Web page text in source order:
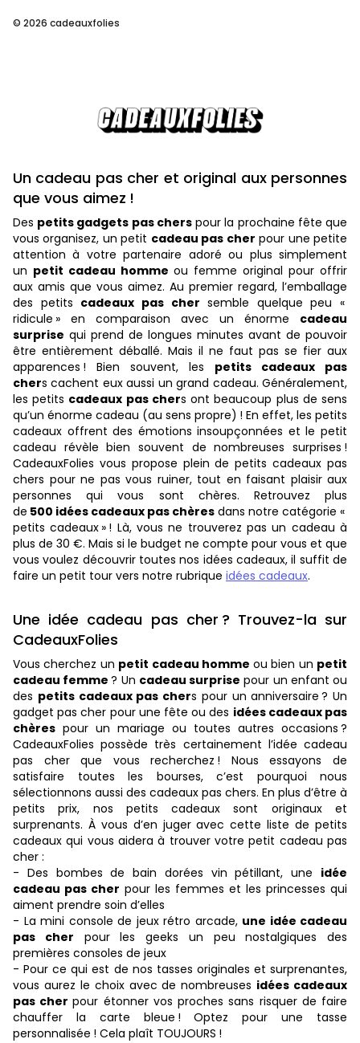
© 2026 cadeauxfolies
Un cadeau pas cher et original aux personnes
que vous aimez !
Des petits gadgets pas cherspour la prochaine fête que
vous organisez, un petit cadeau pas cher pour une petite
attention à votre partenaire adoré ou plus simplement
un petit cadeau homme ou femme original pour offrir
aux amis que vous aimez. Au premier regard, l’emballage
des petits cadeaux pas cher semble quelque peu «
ridicule » en comparaison avec un énorme cadeau
surprise qui prend de longues minutes avant de pouvoir
être entièrement déballé. Mais il ne faut pas se fier aux
apparences ! Bien souvent, les petits cadeaux pas
chers cachent eux aussi un grand cadeau. Généralement,
les petits cadeaux pas chers ont beaucoup plus de sens
qu’un énorme cadeau (au sens propre) ! En effet, les petits
cadeaux offrent des émotions insoupçonnées et le petit
cadeau révèle bien souvent de nombreuses surprises !
CadeauxFolies vous propose plein de petits cadeaux pas
chers pour ne pas vous ruiner, tout en faisant plaisir aux
personnes qui vous sont chères. Retrouvez plus
de 500 idées cadeaux pas chères dans notre catégorie «
petits cadeaux » ! Là, vous ne trouverez pas un cadeau à
plus de 30 €. Mais si le budget ne compte pour vous et que
vous voulez découvrir toutes nos idées cadeaux, il suffit de
faire un petit tour vers notre rubrique idées cadeaux.
Une idée cadeau pas cher ? Trouvez-la sur
CadeauxFolies
Vous cherchez un petit cadeau homme ou bien un petit
cadeau femme ? Un cadeau surprise pour un enfant ou
des petits cadeaux pas chers pour un anniversaire ? Un
gadget pas cher pour une fête ou des idées cadeaux pas
chères pour un mariage ou toutes autres occasions ?
CadeauxFolies possède très certainement l’idée cadeau
pas cher que vous recherchez ! Nous essayons de
satisfaire toutes les bourses, c’est pourquoi nous
sélectionnons aussi des cadeaux pas chers. En plus d’être à
petits prix, nos petits cadeaux sont originaux et
surprenants. À vous d’en juger avec cette liste de petits
cadeaux qui vous aidera à trouver votre petit cadeau pas
cher :
- Des bombes de bain dorées vin pétillant, une idée
cadeau pas cher pour les femmes et les princesses qui
aiment prendre soin d’elles
- La mini console de jeux rétro arcade, une idée cadeau
pas cher pour les geeks un peu nostalgiques des
premières consoles de jeux
- Pour ce qui est de nos tasses originales et surprenantes,
vous aurez le choix avec de nombreuses idées cadeaux
pas cherpour étonner vos proches sans risquer de faire
chauffer la carte bleue ! Optez pour une tasse
personnalisée ! Cela plaît TOUJOURS !